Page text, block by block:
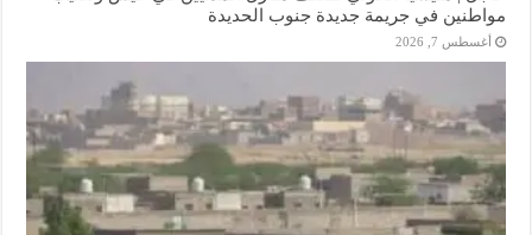
مواطنين في جريمة جديدة جنوب الحديدة
أغسطس 7, 2026